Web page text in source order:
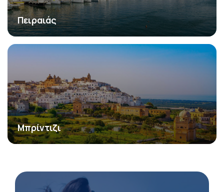
Πειραιάς
Μπρίντιζι